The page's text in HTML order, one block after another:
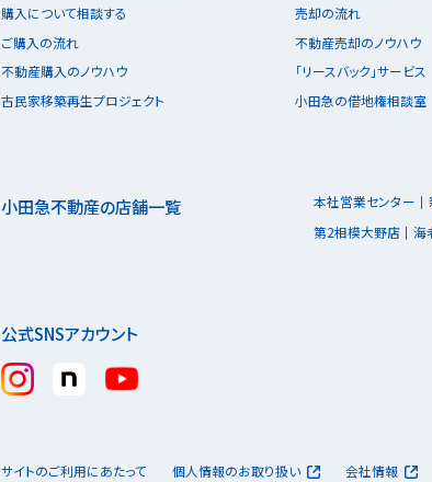
購入について相談する
ご購入の流れ
不動産購入のノウハウ
古民家移築再生プロジェクト
売却の流れ
不動産売却のノウハウ
「リースバック」サービス
小田急の借地権相談室
小田急不動産の店舗一覧 本社営業センター
第2相模大野店
海
公式SNSアカウント
サイトのご利用にあたって 個人情報のお取り扱い 会社情報